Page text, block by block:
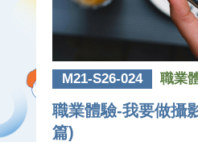
M21-S26-024 職業
職業體驗-我要做攝
篇)